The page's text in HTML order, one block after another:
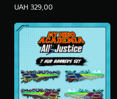
Pack
UAH 329,00